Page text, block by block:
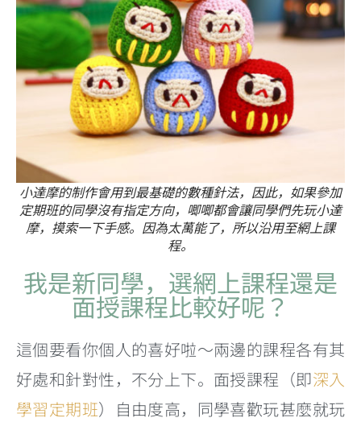
小達摩的制作會用到最基礎的數種針法，因此，如果參加
定期班的同學沒有指定方向，唧唧都會讓同學們先玩小達
摩，摸索一下手感。因為太萬能了，所以沿用至網上課
程。
我是新同學，選網上課程還是
面授課程比較好呢？
這個要看你個人的喜好啦～兩邊的課程各有其
好處和針對性，不分上下。面授課程（即深入
學習定期班）自由度高，同學喜歡玩甚麼就玩